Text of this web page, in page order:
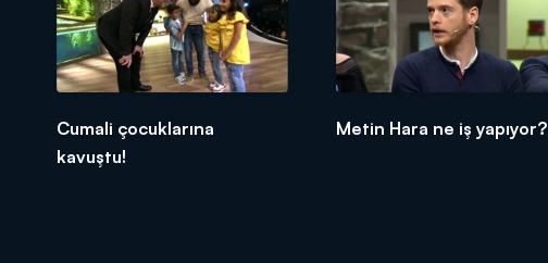
Cumali çocuklarına
kavuştu!
Metin Hara ne iş yapıyor?